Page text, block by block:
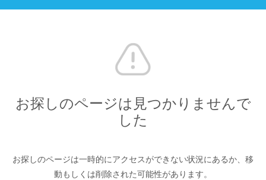
お探しのページは見つかりませんで
した
お探しのページは一時的にアクセスができない状況にあるか、 移
動もしくは削除された可能性があります。